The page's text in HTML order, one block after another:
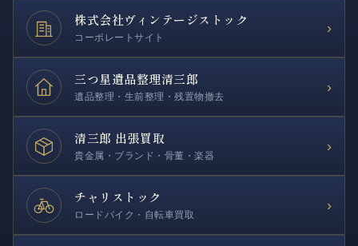
株式会社ヴィンテージストック
コーポレートサイト
›
三つ星遺品整理清三郎
遺品整理・生前整理・残置物撤去
›
清三郎 出張買取
貴金属・ブランド・骨董・楽器
›
チャリストック
ロードバイク・自転車買取
›